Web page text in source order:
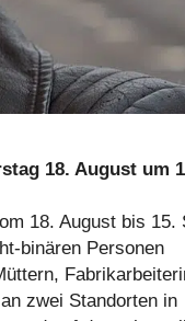
18. August um
18. August bis
binären Personen
zwei Stand­or­ten in